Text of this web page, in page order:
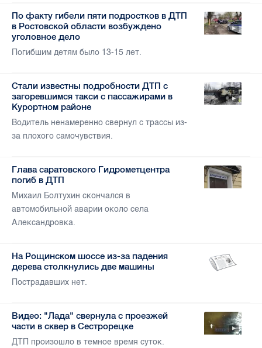
По факту гибели пяти подростков в ДТП
в Ростовской области возбуждено
уголовное дело
Погибшим детям было 13-15 лет.
Стали известны подробности ДТП с
загоревшимся такси с пассажирами в
Курортном районе
Водитель ненамеренно свернул с трассы из-
за плохого самочувствия.
Глава саратовского Гидрометцентра
погиб в ДТП
Михаил Болтухин скончался в
автомобильной аварии около села
Александровка.
На Рощинском шоссе из-за падения
дерева столкнулись две машины
Пострадавших нет.
Видео: "Лада" свернула с проезжей
части в сквер в Сестрорецке
ДТП произошло в темное время суток.